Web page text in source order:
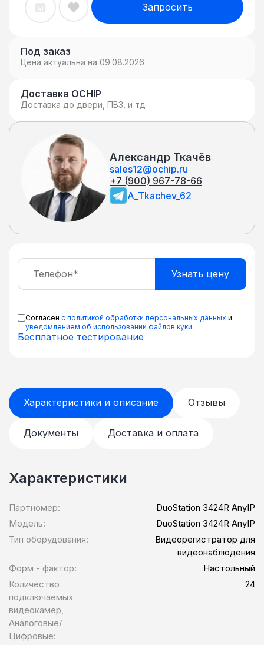
Запросить
Под заказ
Цена актуальна на 09.08.2026
Доставка OCHIP
Доставка до двери, ПВЗ, и тд
Александр Ткачёв
sales12@ochip.ru
+7 (900) 967-78-66
A_Tkachev_62
Согласен с политикой обработки персональных данных и
уведомлением об использовании файлов куки
Бесплатное тестирование
Характеристики и описание Отзывы
Документы Доставка и оплата
Характеристики
Партномер:
DuoStation 3424R AnyIP
Модель:
DuoStation 3424R AnyIP
Тип оборудования:
Видеорегистратор для
видеонаблюдения
Форм - фактор:
Настольный
Количество
подключаемых
видеокамер,
Аналоговые/
Цифровые:
24